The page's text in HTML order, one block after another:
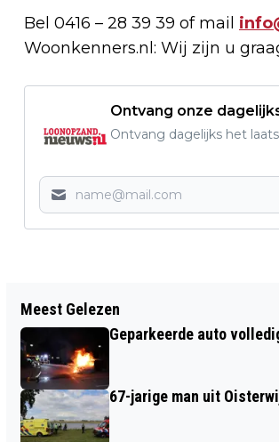
Bel 0416 – 28 39 39 of mail
Woonkenners.nl: Wij zijn u
Ontvang onze
Ontvang dagelijks het
NIEUWE HUURSERVICE
BORSTKOLF ALTIJD
ETZ ELISABETH
Meest Gelezen
Geparkeerde auto
67-jarige man uit